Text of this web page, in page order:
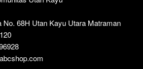
No. 68H Utan Kayu Utara Matraman